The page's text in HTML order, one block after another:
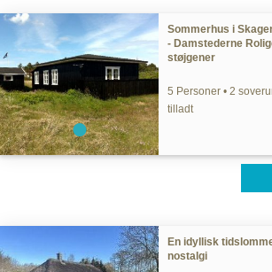
Sommerhus i
- Damstederne
støjgener
5 Personer • 2
tilladt
En idyllisk
nostalgi